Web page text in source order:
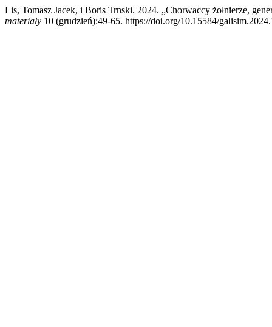
Lis, Tomasz Jacek, i Boris Trnski. 2024. „Chorwaccy żołnierze,
materiały 10 (grudzień):49-65. https://doi.org/10.15584/